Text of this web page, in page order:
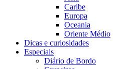
Caribe
Europa
Oceania
Oriente Médio
Dicas e curiosidades
Especiais
Diário de Bordo